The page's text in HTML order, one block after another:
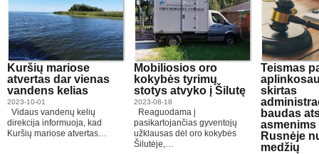
Kuršių mariose
atvertas dar vienas
vandens kelias
2023-10-01
Vidaus vandenų kelių
direkcija informuoja, kad
Kuršių mariose atvertas…
Mobiliosios oro
kokybės tyrimų
stotys atvyko į Šilutę
2023-08-18
Reaguodama į
pasikartojančias gyventojų
užklausas dėl oro kokybės
Šilutėje,…
Teismas
skirtas
baudas
asmenims
Rusnėje
medžių